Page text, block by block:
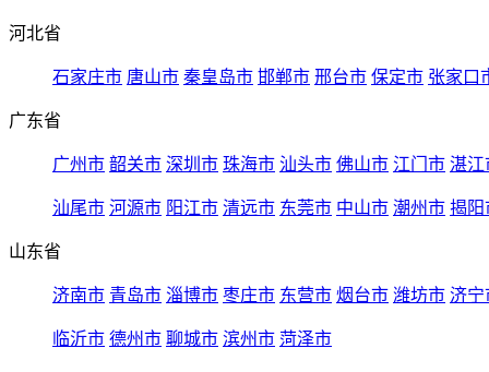
河北省
石家庄市 唐山市 秦皇岛市 邯郸市 邢台市 保定市 张家口
广东省
广州市 韶关市 深圳市 珠海市 汕头市 佛山市 江门市 湛江
汕尾市 河源市 阳江市 清远市 东莞市 中山市 潮州市 揭阳
山东省
济南市 青岛市 淄博市 枣庄市 东营市 烟台市 潍坊市 济宁
临沂市 德州市 聊城市 滨州市 菏泽市